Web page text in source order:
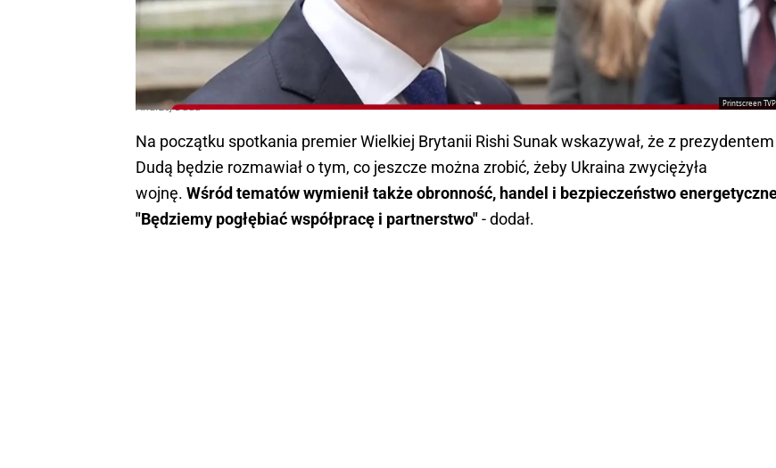
Printscreen
Andrzej Duda
Na początku spotkania premier Wielkiej Brytanii Rishi Sunak wskazywał, że z prezydentem
Dudą będzie rozmawiał o tym, co jeszcze można zrobić, żeby Ukraina zwyciężyła
wojnę. Wśród tematów wymienił także obronność, handel i bezpieczeństwo
"Będziemy pogłębiać współpracę i partnerstwo"- dodał.